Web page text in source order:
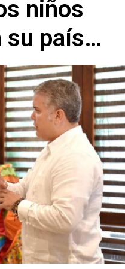
niños
su país…